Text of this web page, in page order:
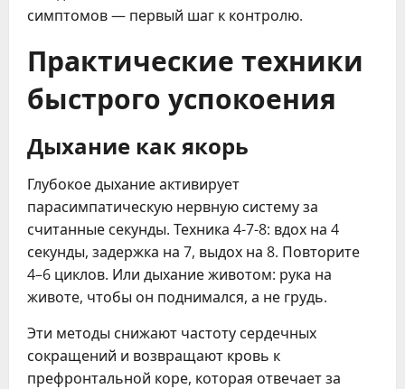
симптомов — первый шаг к контролю.
Практические техники
быстрого успокоения
Дыхание как якорь
Глубокое дыхание активирует
парасимпатическую нервную систему за
считанные секунды. Техника 4-7-8: вдох на 4
секунды, задержка на 7, выдох на 8. Повторите
4–6 циклов. Или дыхание животом: рука на
животе, чтобы он поднимался, а не грудь.
Эти методы снижают частоту сердечных
сокращений и возвращают кровь к
префронтальной коре, которая отвечает за